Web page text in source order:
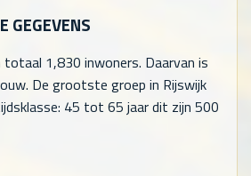
GEGEVENS
totaal 1,830 inwoners. Daarvan is
De grootste groep in Rijswijk
45 tot 65 jaar dit zijn 500